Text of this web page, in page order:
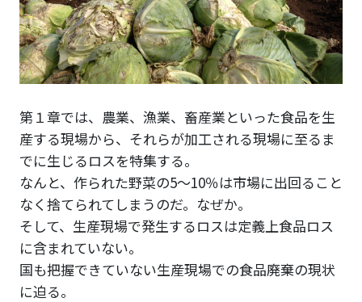
第１章では、農業、漁業、畜産業といった食品を生
産する現場から、それらが加工される現場に至るま
でに生じるロスを特集する。
なんと、作られた野菜の5～10％は市場に出回ること
なく捨てられてしまうのだ。なぜか。
そして、生産現場で発生するロスは定義上食品ロス
に含まれていない。
国も把握できていない生産現場での食品廃棄の現状
に迫る。